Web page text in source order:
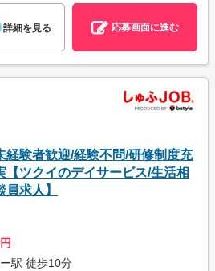
詳細を見る 応募画面に進む
経験者歓迎/経験不問/研修制度充
【ツクイのデイサービス/生活相
員求人】
駅 徒歩10分